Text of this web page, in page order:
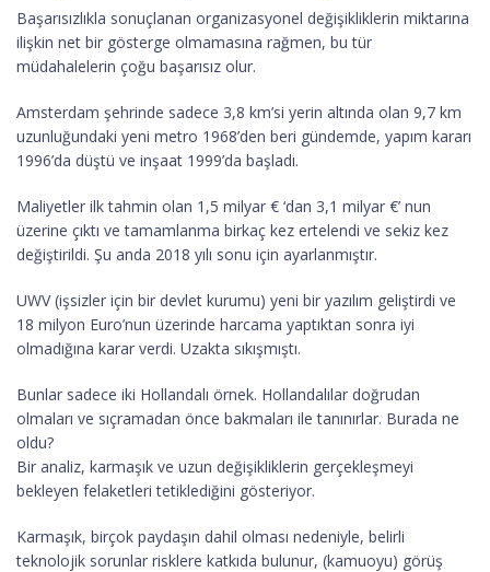
Başarısızlıkla sonuçlanan organizasyonel değişikliklerin miktarına
ilişkin net bir gösterge olmamasına rağmen, bu tür
müdahalelerin çoğu başarısız olur.
Amsterdam şehrinde sadece 3,8 km’si yerin altında olan 9,7 km
uzunluğundaki yeni metro 1968’den beri gündemde, yapım kararı
1996’da düştü ve inşaat 1999’da başladı.
Maliyetler ilk tahmin olan 1,5 milyar € ‘dan 3,1 milyar €’ nun
üzerine çıktı ve tamamlanma birkaç kez ertelendi ve sekiz kez
değiştirildi. Şu anda 2018 yılı sonu için ayarlanmıştır.
UWV (işsizler için bir devlet kurumu) yeni bir yazılım geliştirdi ve
18 milyon Euro’nun üzerinde harcama yaptıktan sonra iyi
olmadığına karar verdi. Uzakta sıkışmıştı.
Bunlar sadece iki Hollandalı örnek. Hollandalılar doğrudan
olmaları ve sıçramadan önce bakmaları ile tanınırlar. Burada ne
oldu?
Bir analiz, karmaşık ve uzun değişikliklerin gerçekleşmeyi
bekleyen felaketleri tetiklediğini gösteriyor.
Karmaşık, birçok paydaşın dahil olması nedeniyle, belirli
teknolojik sorunlar risklere katkıda bulunur, (kamuoyu) görüş